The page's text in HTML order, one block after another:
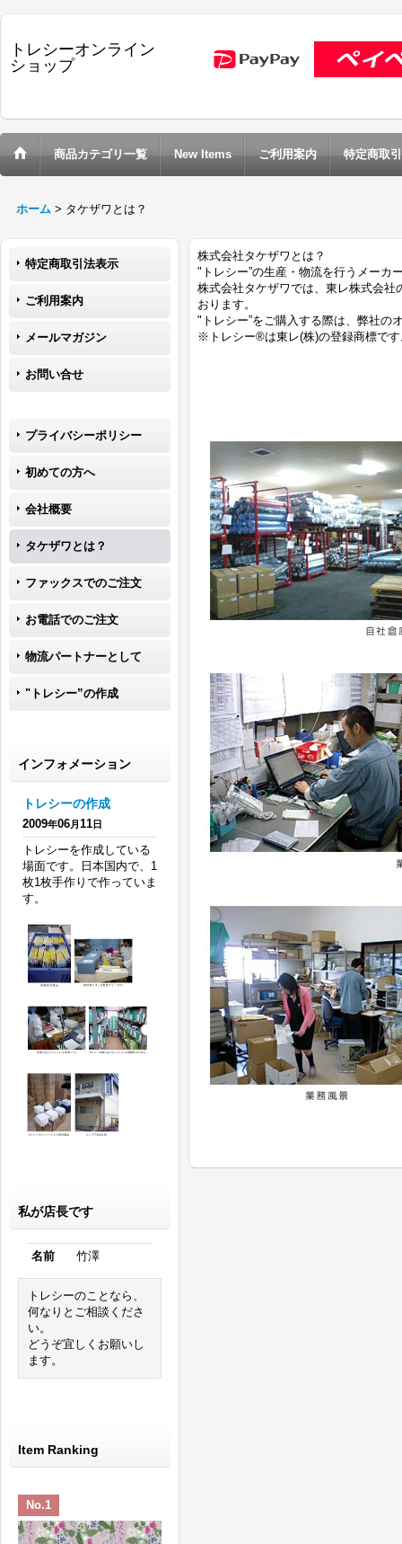
トレシーオンライン
ショップ
商品カテゴリ一覧 New Items ご利用案内 特定商取
ホーム > タケザワとは？
特定商取引法表示
ご利用案内
メールマガジン
お問い合せ
プライバシーポリシー
初めての方へ
会社概要
タケザワとは？
ファックスでのご注文
お電話でのご注文
物流パートナーとして
"トレシー”の作成
インフォメーション
トレシーの作成
2009年06月11日
トレシーを作成している
場面です。日本国内で、1
枚1枚手作りで作っていま
す。
私が店長です
名前 竹澤
トレシーのことなら、
何なりとご相談くださ
い。
どうぞ宜しくお願いし
ます。
Item Ranking
No.1
株式会社タケザワとは？
"トレシー”の生産・物流を行うメーカ
株式会社タケザワでは、東レ株式会社
おります。
"トレシー”をご購入する際は、弊社の
※トレシー®は東レ(株)の登録商標で